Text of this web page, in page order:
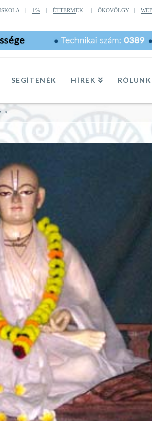
| 1%| ÉTTERMEK | ÖKOVÖLGY|
SEGÍTENÉK HÍREK RÓLUNK